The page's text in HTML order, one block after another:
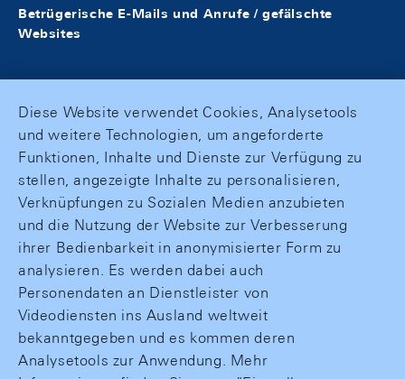
Betrügerische E-Mails und Anrufe / gefälschte
Websites
Diese Website verwendet Cookies, Analysetools
und weitere Technologien, um angeforderte
Funktionen, Inhalte und Dienste zur Verfügung zu
stellen, angezeigte Inhalte zu personalisieren,
Verknüpfungen zu Sozialen Medien anzubieten
und die Nutzung der Website zur Verbesserung
ihrer Bedienbarkeit in anonymisierter Form zu
analysieren. Es werden dabei auch
Personendaten an Dienstleister von
Videodiensten ins Ausland weltweit
bekanntgegeben und es kommen deren
Analysetools zur Anwendung. Mehr